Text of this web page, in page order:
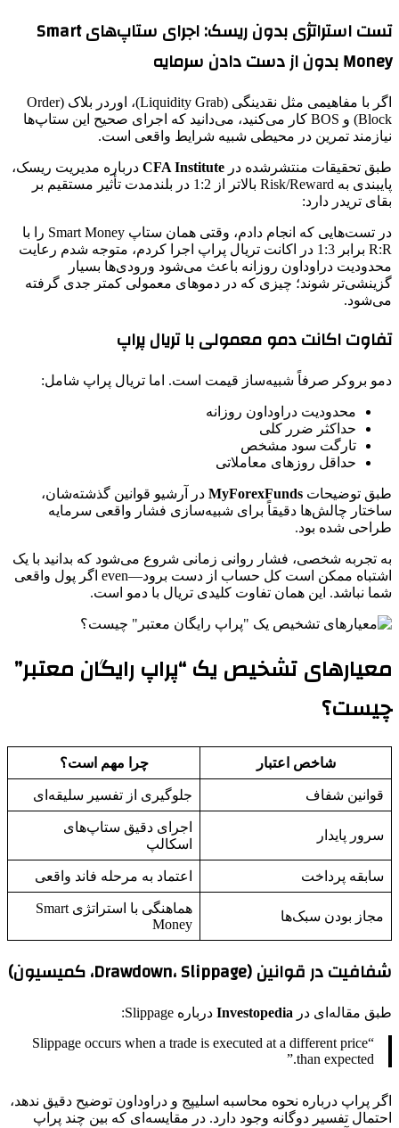
تست استراتژی بدون ریسک: اجرای ستاپ‌های Smart
Money بدون از دست دادن سرمایه
اگر با مفاهیمی مثل نقدینگی (Liquidity Grab)، اوردر بلاک (Order
Block) و BOS کار می‌کنید، می‌دانید که اجرای صحیح این ستاپ‌ها
نیازمند تمرین در محیطی شبیه شرایط واقعی است.
طبق تحقیقات منتشرشده در CFA Institute درباره مدیریت ریسک،
پایبندی به Risk/Reward بالاتر از 1:2 در بلندمدت تأثیر مستقیم بر
بقای تریدر دارد:
در تست‌هایی که انجام دادم، وقتی همان ستاپ Smart Money را با
R:R برابر 1:3 در اکانت تریال پراپ اجرا کردم، متوجه شدم رعایت
محدودیت دراوداون روزانه باعث می‌شود ورودی‌ها بسیار
گزینشی‌تر شوند؛ چیزی که در دموهای معمولی کمتر جدی گرفته
می‌شود.
تفاوت اکانت دمو معمولی با تریال پراپ
دمو بروکر صرفاً شبیه‌ساز قیمت است. اما تریال پراپ شامل:
محدودیت دراوداون روزانه
حداکثر ضرر کلی
تارگت سود مشخص
حداقل روزهای معاملاتی
طبق توضیحات MyForexFunds در آرشیو قوانین گذشته‌شان،
ساختار چالش‌ها دقیقاً برای شبیه‌سازی فشار واقعی سرمایه
طراحی شده بود.
به تجربه شخصی، فشار روانی زمانی شروع می‌شود که بدانید با یک
اشتباه ممکن است کل حساب از دست برود—even اگر پول واقعی
شما نباشد. این همان تفاوت کلیدی تریال با دمو است.
معیارهای تشخیص یک “پراپ رایگان معتبر”
چیست؟
شاخص اعتبار چرا مهم است؟
قوانین شفاف جلوگیری از تفسیر سلیقه‌ای
سرور پایدار
اجرای دقیق ستاپ‌های
اسکالپ
سابقه پرداخت اعتماد به مرحله فاند واقعی
مجاز بودن سبک‌ها
هماهنگی با استراتژی Smart
Money
شفافیت در قوانین (Drawdown، Slippage، کمیسیون)
طبق مقاله‌ای در Investopedia درباره Slippage:
“Slippage occurs when a trade is executed at a different price
than expected.”
اگر پراپ درباره نحوه محاسبه اسلیپج و دراوداون توضیح دقیق ندهد،
احتمال تفسیر دوگانه وجود دارد. در مقایسه‌ای که بین چند پراپ